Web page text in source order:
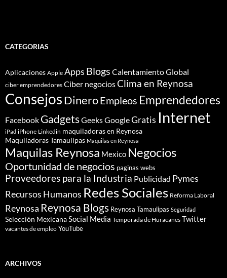
CATEGORIAS
Aplicaciones Apple Apps Blogs Calentamiento Global
ciber emprendedores Ciber negociosClima en Reynosa
ConsejosDineroEmpleos Emprendedores
Facebook GadgetsGeeksGoogleGratis Internet
iPad iPhone Linkedin maquiladoras en Reynosa
Maquiladoras Tamaulipas Maquilas en Reynosa
Maquilas Reynosa Mexico Negocios
Oportunidad de negocios paginas webs
Proveedores para la Industria Publicidad Pymes
Recursos Humanos Redes Sociales Reforma Laboral
Reynosa Reynosa Blogs Reynosa Tamaulipas Seguridad
Selección MexicanaSocial Media Temporada de Huracanes Twitter
vacantes de empleo YouTube
ARCHIVOS